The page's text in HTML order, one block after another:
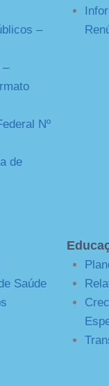
–
–
Nº
de
Saúde